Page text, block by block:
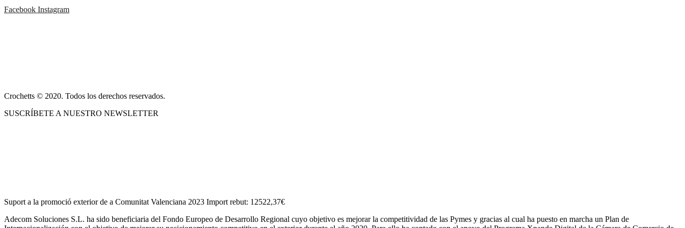
Facebook Instagram
Crochetts © 2020. Todos los derechos reservados.
SUSCRÍBETE A NUESTRO NEWSLETTER
Suport a la promoció exterior de a Comunitat Valenciana 2023 Import rebut: 12522,37€
Adecom Soluciones S.L. ha sido beneficiaria del Fondo Europeo de Desarrollo Regional cuyo objetivo es mejorar la competitividad de las Pymes y gracias al cual ha puesto en marcha un Plan de